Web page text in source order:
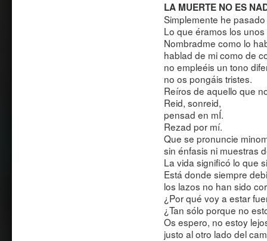
LA MUERTE NO ES
Simplemente he
Lo que éramos los
Nombradme como lo
hablad de mi como de
no empleéis un tono
no os pongáis tristes.
Reíros de aquello que
Reid, sonreid,
pensad en mÍ.
Rezad por mí.
Que se pronuncie
sin énfasis ni muestras
La vida significó lo que
Está donde siempre
los lazos no han sido
¿Por qué voy a estar
¿Tan sólo porque no
Os espero, no estoy
justo al otro lado del